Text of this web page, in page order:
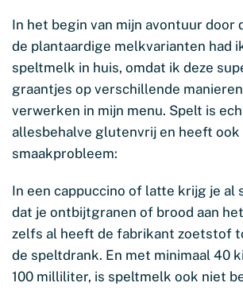
In het begin van mijn avontuur door
de plantaardige melkvarianten had
speltmelk in huis, omdat ik deze
graantjes op verschillende
verwerken in mijn menu. Spelt is
allesbehalve glutenvrij en heeft ook
smaakprobleem:
In een cappuccino of latte krijg je al
dat je ontbijtgranen of brood aan
zelfs al heeft de fabrikant zoetstof
de speltdrank. En met minimaal 40
100 milliliter, is speltmelk ook niet